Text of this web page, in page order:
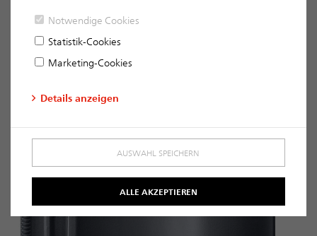
Notwendige Cookies
Statistik-Cookies
Marketing-Cookies
Details anzeigen
AUSWAHL SPEICHERN
ALLE AKZEPTIEREN